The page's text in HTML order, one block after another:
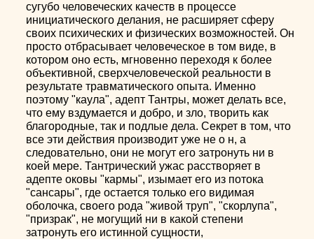
сугубо человеческих качеств в процессе
инициатического делания, не расширяет сферу
своих психических и физических возможностей. Он
просто отбрасывает человеческое в том виде, в
котором оно есть, мгновенно переходя к более
объективной, сверхчеловеческой реальности в
результате травматического опыта. Именно
поэтому "каула", адепт Тантры, может делать все,
что ему вздумается и добро, и зло, творить как
благородные, так и подлые дела. Секрет в том, что
все эти действия производит уже не о н, а
следовательно, они не могут его затронуть ни в
коей мере. Тантрический ужас расстворяет в
адепте оковы "кармы", изымает его из потока
"сансары", где остается только его видимая
оболочка, своего рода "живой труп", "скорлупа",
"призрак", не могущий ни в какой степени
затронуть его истинной сущности,